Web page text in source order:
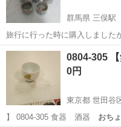
群馬県 三俣駅
旅行に行った時に購入しました
た。 もともと箱などはなかったので割れないように梱包してお渡しさ
せていただきます。
群馬 前橋市
0804-305
0円
東京都 世田谷
】 0804-305 食器 酒器 おち